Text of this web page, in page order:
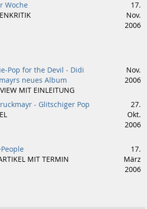
Woche
17.
Nov.
2006
Pop for the Devil - Didi
neues Album
MIT EINLEITUNG
Nov.
2006
- Glitschiger Pop
27.
Okt.
2006
MIT TERMIN
17.
März
2006